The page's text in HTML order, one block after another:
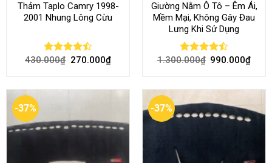
Thảm Taplo Camry 1998-
2001 Nhung Lông Cừu
Rated
430.000₫ 270.000₫
Giường Nằm Ô Tô – Êm Ái,
Mềm Mại, Không Gây Đau
Lưng Khi Sử Dụng
Rated
1.300.000₫ 990.000₫
-37% -37%